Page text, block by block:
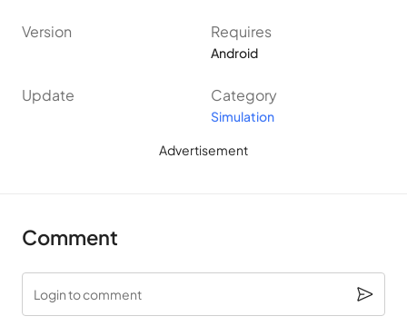
Version Requires
Android
Update Category
Simulation
Advertisement
Comment
Login to comment